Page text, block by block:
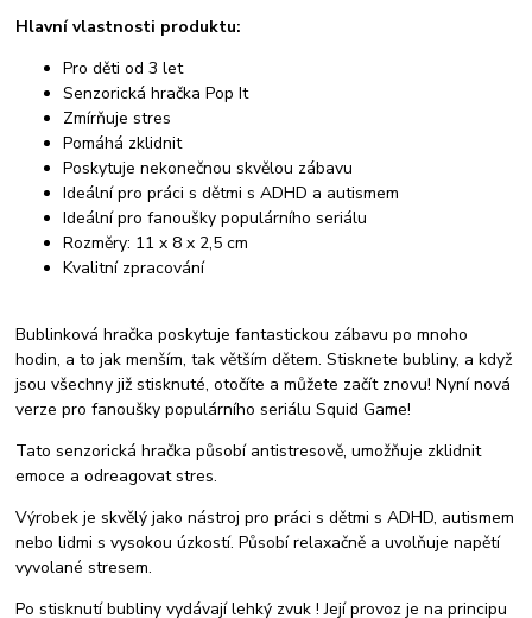
Hlavní vlastnosti produktu:
Pro děti od 3 let
Senzorická hračka Pop It
Zmírňuje stres
Pomáhá zklidnit
Poskytuje nekonečnou skvělou zábavu
Ideální pro práci s dětmi s ADHD a autismem
Ideální pro fanoušky populárního seriálu
Rozměry: 11 x 8 x 2,5 cm
Kvalitní zpracování
Bublinková hračka poskytuje fantastickou zábavu po mnoho
hodin, a to jak menším, tak větším dětem. Stisknete bubliny, a když
jsou všechny již stisknuté, otočíte a můžete začít znovu! Nyní nová
verze pro fanoušky populárního seriálu Squid Game!
Tato senzorická hračka působí antistresově, umožňuje zklidnit
emoce a odreagovat stres.
Výrobek je skvělý jako nástroj pro práci s dětmi s ADHD, autismem
nebo lidmi s vysokou úzkostí. Působí relaxačně a uvolňuje napětí
vyvolané stresem.
Po stisknutí bubliny vydávají lehký zvuk ! Její provoz je na principu